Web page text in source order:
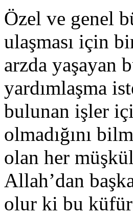
Özel ve genel
ulaşması için
arzda yaşayan
yardımlaşma
bulunan işler
olmadığını
olan her
Allah’dan
olur ki bu